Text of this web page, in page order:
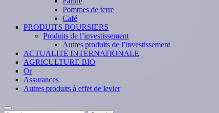
Pommes de terre
Café
PRODUITS BOURSIERS
Produits de l’investissement
Autres produits de l’investissement
ACTUALITÉ INTERNATIONALE
AGRICULTURE BIO
Or
Assurances
Autres produits à effet de levier
Search